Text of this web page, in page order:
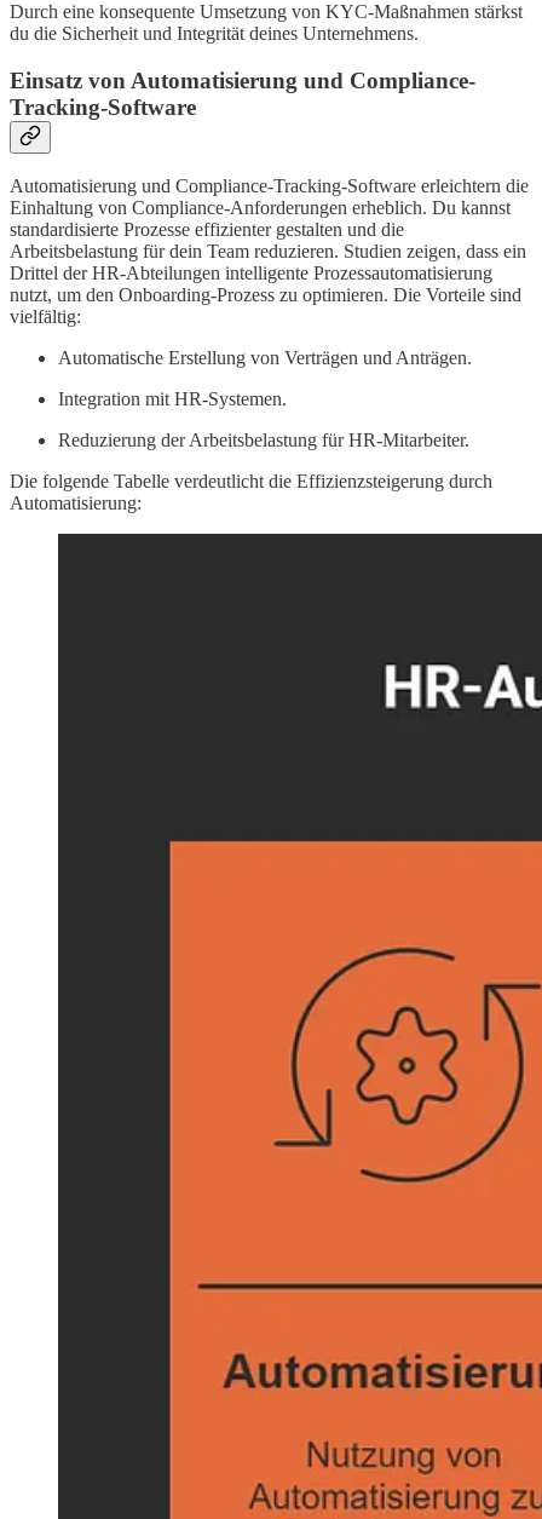
Durch eine konsequente Umsetzung von KYC-Maßnahmen stärkst
du die Sicherheit und Integrität deines Unternehmens.
Einsatz von Automatisierung und Compliance-
Tracking-Software
Automatisierung und Compliance-Tracking-Software erleichtern die
Einhaltung von Compliance-Anforderungen erheblich. Du kannst
standardisierte Prozesse effizienter gestalten und die
Arbeitsbelastung für dein Team reduzieren. Studien zeigen, dass ein
Drittel der HR-Abteilungen intelligente Prozessautomatisierung
nutzt, um den Onboarding-Prozess zu optimieren. Die Vorteile sind
vielfältig:
Automatische Erstellung von Verträgen und Anträgen.
Integration mit HR-Systemen.
Reduzierung der Arbeitsbelastung für HR-Mitarbeiter.
Die folgende Tabelle verdeutlicht die Effizienzsteigerung durch
Automatisierung: